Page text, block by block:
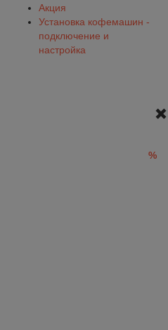
Акция
Установка кофемашин -
подключение и
настройка
%